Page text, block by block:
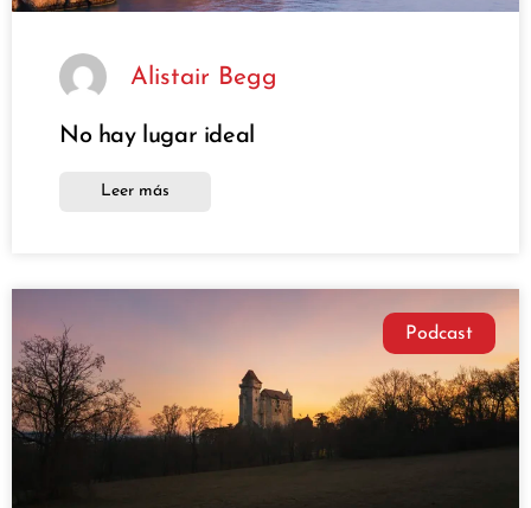
Alistair Begg
No hay lugar ideal
Leer más
Podcast